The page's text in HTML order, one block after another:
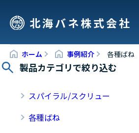
北海バネ株式会社
ホーム 事例紹介 各種ばね
製品カテゴリで絞り込む
スパイラル/スクリュー
各種ばね